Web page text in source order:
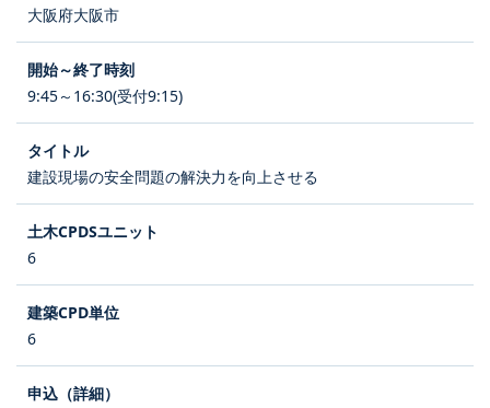
大阪府大阪市
9:45～16:30(受付9:15)
建設現場の安全問題の解決力を向上させる
6
6